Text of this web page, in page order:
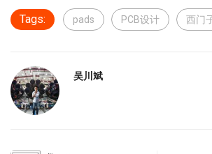
Tags: pads PCB设计 西门
吴川斌